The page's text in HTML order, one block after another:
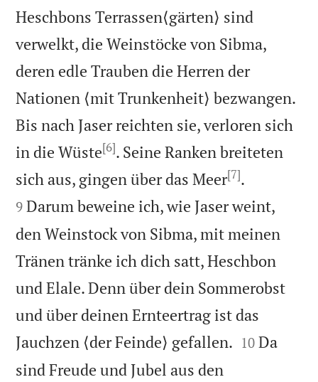
Heschbons Terrassen⟨gärten⟩ sind
verwelkt, die Weinstöcke von Sibma,
deren edle Trauben die Herren der
Nationen ⟨mit Trunkenheit⟩ bezwangen.
Bis nach Jaser reichten sie, verloren sich
in die Wüste[6]. Seine Ranken breiteten
sich aus, gingen über das Meer[7].
9 Darum beweine ich, wie Jaser weint,
den Weinstock von Sibma, mit meinen
Tränen tränke ich dich satt, Heschbon
und Elale. Denn über dein Sommerobst
und über deinen Ernteertrag ist das
Jauchzen ⟨der Feinde⟩ gefallen. 

10 Da
sind Freude und Jubel aus den